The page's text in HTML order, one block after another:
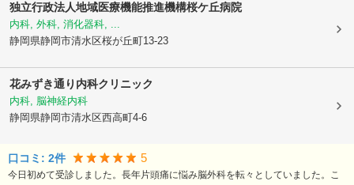
独立行政法人地域医療機能推進機構桜ケ丘病院
内科, 外科, 消化器科, ...
静岡県静岡市清水区桜が丘町13-23
花みずき通り内科クリニック
内科, 脳神経内科
静岡県静岡市清水区西高町4-6
口コミ: 2件 5
今日初めて受診しました。長年片頭痛に悩み脳外科を転々としていました。こ